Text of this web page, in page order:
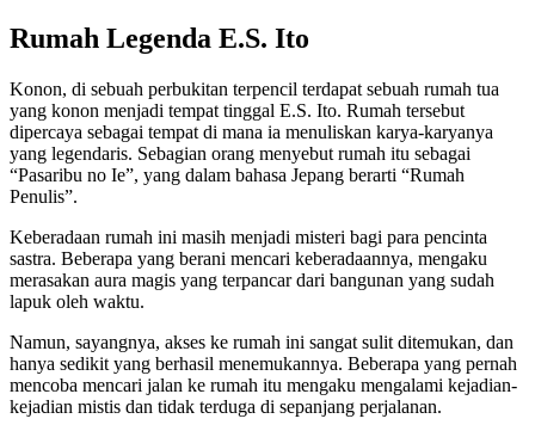
Rumah Legenda E.S. Ito
Konon, di sebuah perbukitan terpencil terdapat sebuah rumah tua
yang konon menjadi tempat tinggal E.S. Ito. Rumah tersebut
dipercaya sebagai tempat di mana ia menuliskan karya-karyanya
yang legendaris. Sebagian orang menyebut rumah itu sebagai
“Pasaribu no Ie”, yang dalam bahasa Jepang berarti “Rumah
Penulis”.
Keberadaan rumah ini masih menjadi misteri bagi para pencinta
sastra. Beberapa yang berani mencari keberadaannya, mengaku
merasakan aura magis yang terpancar dari bangunan yang sudah
lapuk oleh waktu.
Namun, sayangnya, akses ke rumah ini sangat sulit ditemukan, dan
hanya sedikit yang berhasil menemukannya. Beberapa yang pernah
mencoba mencari jalan ke rumah itu mengaku mengalami kejadian-
kejadian mistis dan tidak terduga di sepanjang perjalanan.